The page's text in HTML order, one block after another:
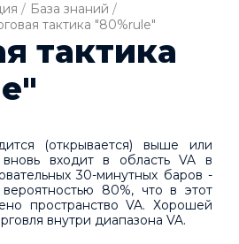
/ База знаний /
тактика "80%rule"
тактика
(открывается) выше или
входит в область VA в
30-минутных баров -
80%, что в этот
пространство VA. Хорошей
внутри диапазона VA.